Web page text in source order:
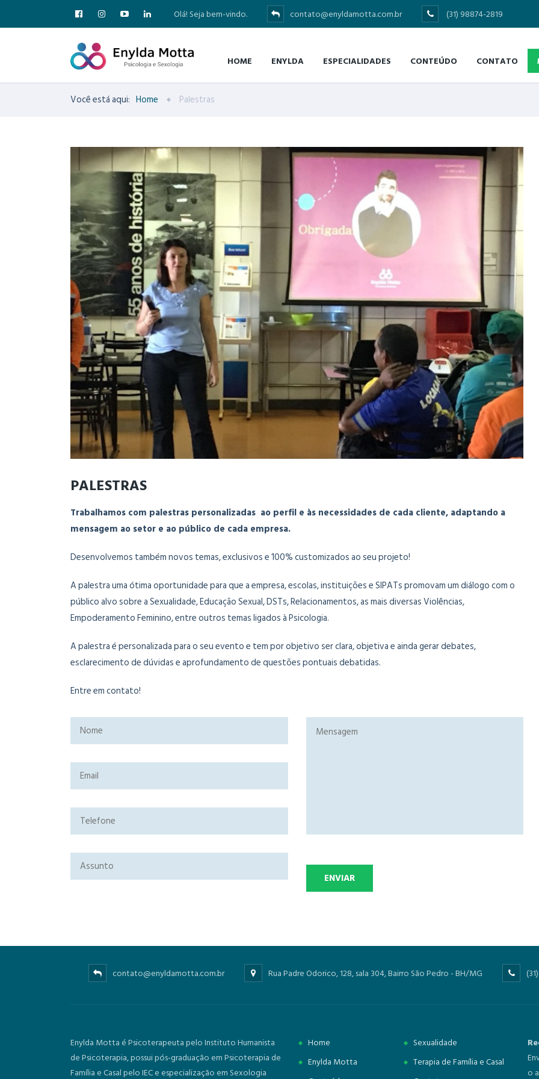
Olá! Seja bem-vindo. contato@enyldamotta.com.br (31) 98874-2819
HOME ENYLDA ESPECIALIDADES CONTEÚDO CONTATO
Você está aqui: Home Palestras
PALESTRAS
Trabalhamos com palestras personalizadas ao perfil e às necessidades de cada cliente, adaptando a
mensagem ao setor e ao público de cada empresa.
Desenvolvemos também novos temas, exclusivos e 100% customizados ao seu projeto!
A palestra uma ótima oportunidade para que a empresa, escolas, instituições e SIPATs promovam um diálogo com o
público alvo sobre a Sexualidade, Educação Sexual, DSTs, Relacionamentos, as mais diversas Violências,
Empoderamento Feminino, entre outros temas ligados à Psicologia.
A palestra é personalizada para o seu evento e tem por objetivo ser clara, objetiva e ainda gerar debates,
esclarecimento de dúvidas e aprofundamento de questões pontuais debatidas.
Entre em contato!
contato@enyldamotta.com.br Rua Padre Odorico, 128, sala 304, Bairro São Pedro - BH/MG
Enylda Motta é Psicoterapeuta pelo Instituto Humanista
de Psicoterapia, possui pós-graduação em Psicoterapia de
Família e Casal pelo IEC e especialização em Sexologia
Home
Sexualidade
Enylda Motta
Terapia de Família e Casal
o